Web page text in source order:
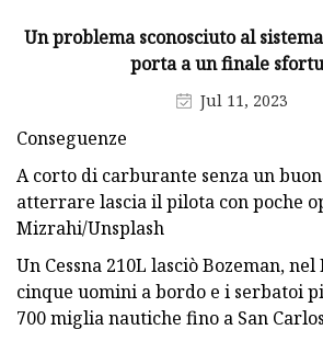
Un problema sconosciuto al
porta a un finale
Jul 11, 2023
Conseguenze
A corto di carburante senza un
atterrare lascia il pilota con poche
Mizrahi/Unsplash
Un Cessna 210L lasciò Bozeman,
cinque uomini a bordo e i serbatoi
700 miglia nautiche fino a San